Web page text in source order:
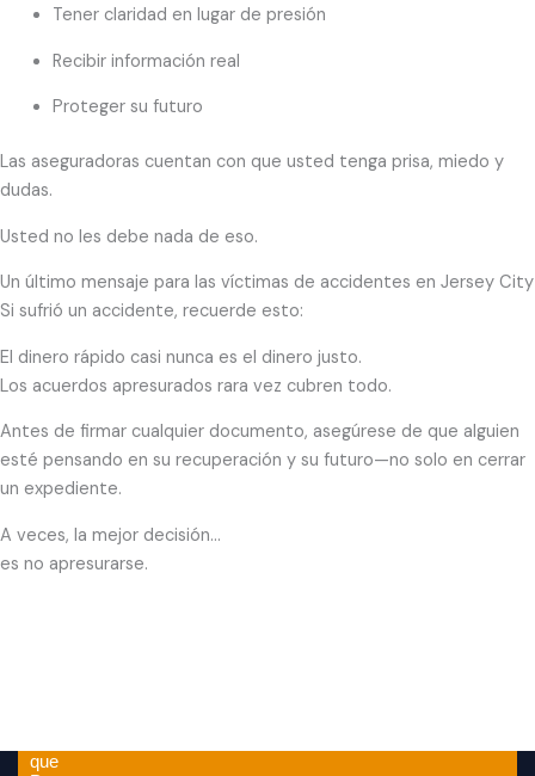
Tener claridad en lugar de presión
Recibir información real
Proteger su futuro
Las aseguradoras cuentan con que usted tenga prisa, miedo y
dudas.
Usted no les debe nada de eso.
Un último mensaje para las víctimas de accidentes en Jersey City
Si sufrió un accidente, recuerde esto:
El dinero rápido casi nunca es el dinero justo.
Los acuerdos apresurados rara vez cubren todo.
Antes de firmar cualquier documento, asegúrese de que alguien
esté pensando en su recuperación y su futuro—no solo en cerrar
un expediente.
A veces, la mejor decisión…
es no apresurarse.
que